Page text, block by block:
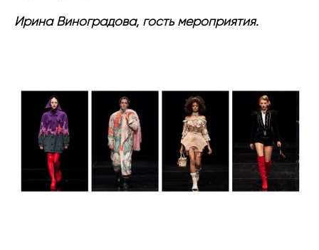
Ирина Виноградова, гость мероприятия.